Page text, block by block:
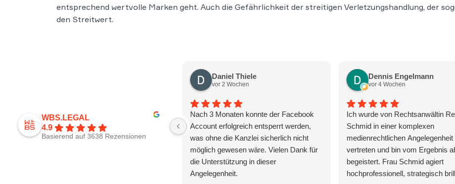
entsprechend wertvolle Marken geht. Auch die Gefährlichkeit der streitigen Verletzungshandlung, der
den Streitwert.
WBS.LEGAL
4.9
Basierend auf 3638 Rezensionen
Daniel Thiele
vor 2 Wochen
Nach 3 Monaten konnte der Facebook
Account erfolgreich entsperrt werden,
was ohne die Kanzlei sicherlich nicht
möglich gewesen wäre. Vielen Dank für
die Unterstützung in dieser
Angelegenheit.
Dennis Engelmann
vor 4 Wochen
Ich wurde von Rechtsanwältin
Schmid in einer komplexen
medienrechtlichen Angelegenheit
vertreten und bin vom Ergebnis
begeistert. Frau Schmid agiert
hochprofessionell, strategisch